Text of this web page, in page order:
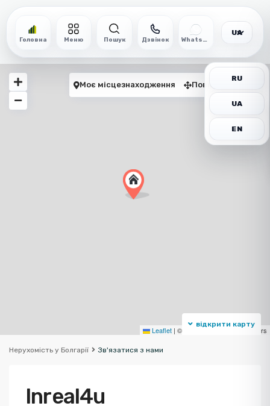
Головна Меню Пошук Дзвінок WhatsApp
UA
RU
UA
EN
Leaflet | © OpenStreetMap contributors
відкрити карту
Моє місцезнаходження Повноекранний
Нерухомість у Болгарії Зв'язатися з нами
Inreal4u